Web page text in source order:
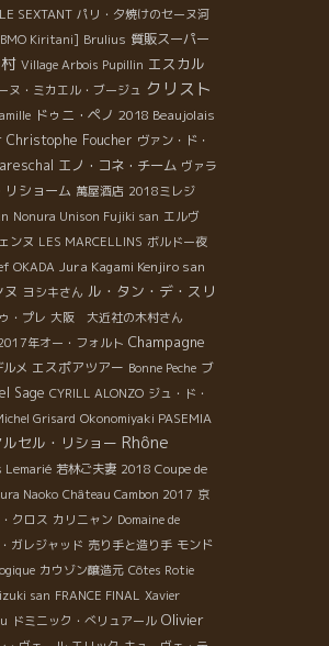
LE SEXTANT パリ・夕焼けのセーヌ河
BMO Kiritani] Brulius 質販スーパー
Village Arbois Pupillin エスカル
ヌ・ミカエル・ブージュ クリスト
ドゥニ・ペノ 2018 Beaujolais
Christophe Foucher ヴァン・ド・
エノ・コネ・チーム ヴァラ
リショーム 萬屋酒店 2018ミレジ
Nonura Unison Fujiki san エルヴ
ンヌ LES MARCELLINS ボルドー夜
OKADA Jura Kagami Kenjiro san
ヨシキさん ル・タン・デ・スリ
・プレ 大阪 大近社の木村さん
年オー・フォルト Champagne
メ エスポアツアー Bonne Peche ブ
Sage CYRILL ALONZO ジュ・ド・
Grisard Okonomiyaki PASEMIA
セル・リショー Rhône
Lemarié 若林ご夫妻 2018 Coupe de
Naoko Château Cambon 2017 京
クロス カリニャン Domaine de
ガレジャッド 売り手と造り手 モンド
カウゾン醸造元 Côtes Rotie
san FRANCE FINAL Xavier
ドミニック・べリュアール Olivier